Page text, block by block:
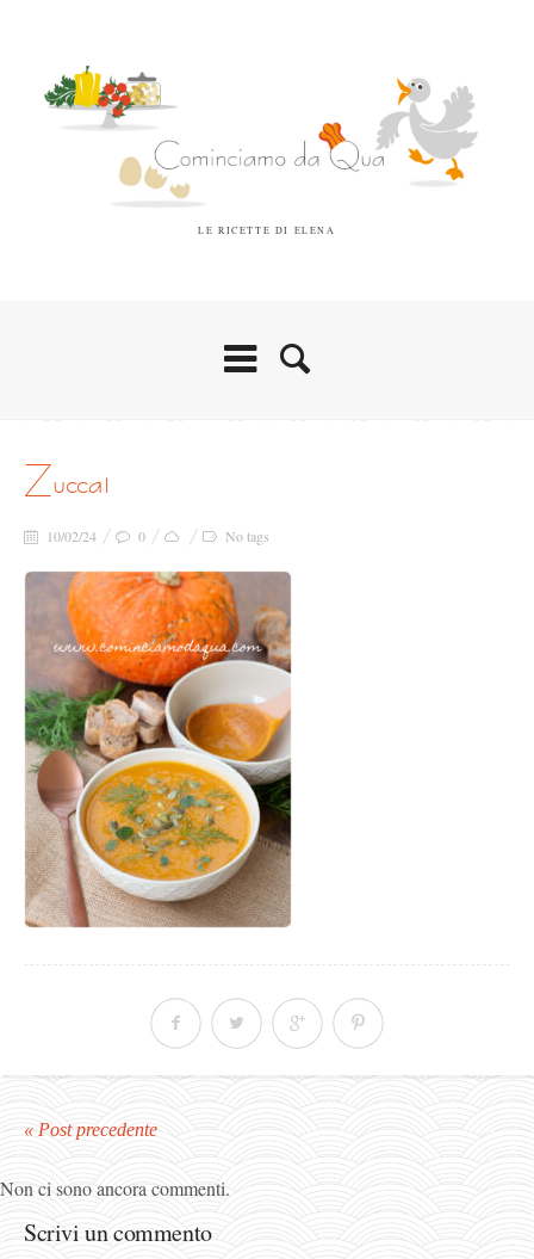
LE RICETTE DI ELENA
zucca1
10/02/24 0 No tags
« Post precedente
Non ci sono ancora commenti.
Scrivi un commento